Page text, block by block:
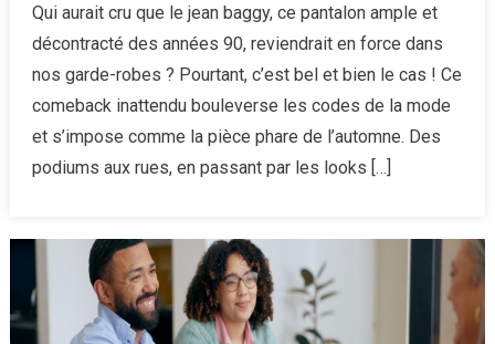
jean
baggy
fait
son
grand
retour
mode
incontournable
de
Qui aurait cru que le jean baggy, ce pantalon ample et
décontracté des années 90, reviendrait en force dans
nos garde-robes ? Pourtant, c’est bel et bien le cas ! Ce
comeback inattendu bouleverse les codes de la mode
et s’impose comme la pièce phare de l’automne. Des
podiums aux rues, en passant par les looks […]